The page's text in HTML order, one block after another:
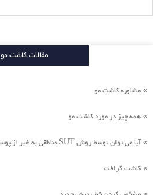
مقالات کاشت مو
» مشاوره کاشت مو
» همه چیز در مورد کاشت مو
»آیا می توان توسط روش SUT مناطقی به غیر از پوست سر فولیکول مو دریافت کرد ؟
» کاشت گرافت